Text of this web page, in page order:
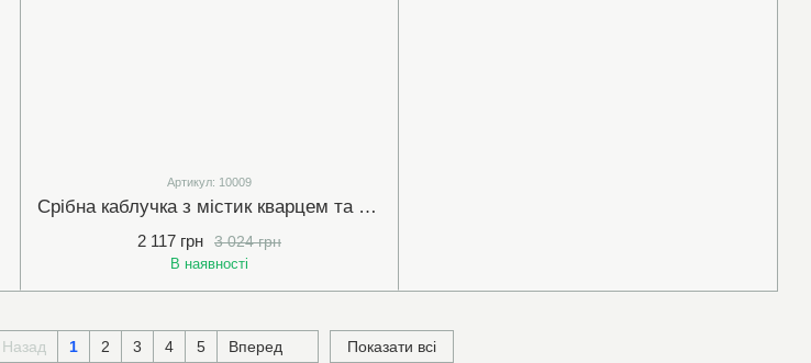
Артикул: 10009
Срібна каблучка з містик кварцем та фіанітами (арт.10009)
3 024 грн
2 117 грн
В наявності
Назад 1 2 3 4 5 Вперед Показати всі